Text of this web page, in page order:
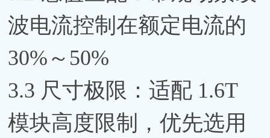
波电流控制在额定电流的
30%～50%
3.3 尺寸极限：适配 1.6T
模块高度限制，优先选用